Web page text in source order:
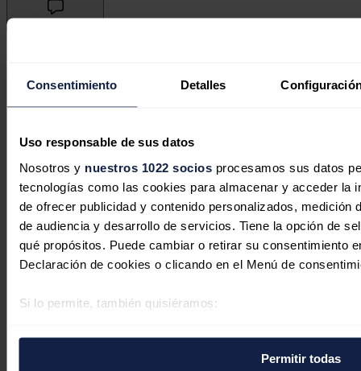
Consentimiento Detalles
Uso responsable de sus datos
Nosotros y nuestros 1022 sociosprocesamos sus datos
tecnologías como las cookies para almacenar y acceder la
de ofrecer publicidad y contenido personalizados, medición
de audiencia y desarrollo de servicios. Tiene la opción de
qué propósitos. Puede cambiar o retirar su consentimiento
Declaración de cookies o clicando en el Menú de
Si lo permite, también quisiéramos:
Identificar su dispositivo analizándolo activamente
Permitir todas
Secciones
Opinión
Renovables